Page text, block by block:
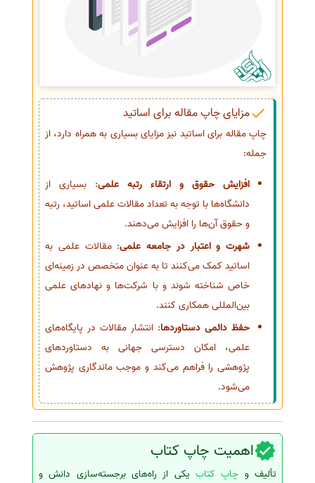
مزایای چاپ مقاله برای اساتید
چاپ مقاله برای اساتید نیز مزایای بسیاری به همراه دارد، از
جمله:
افزایش حقوق و ارتقاء رتبه علمی: بسیاری از
دانشگاه‌ها با توجه به تعداد مقالات علمی اساتید، رتبه
و حقوق آن‌ها را افزایش می‌دهند.
شهرت و اعتبار در جامعه علمی: مقالات علمی به
اساتید کمک می‌کنند تا به عنوان متخصص در زمینه‌ای
خاص شناخته شوند و با شرکت‌ها و نهادهای علمی
بین‌المللی همکاری کنند.
حفظ دائمی دستاوردها: انتشار مقالات در پایگاه‌های
علمی، امکان دسترسی جهانی به دستاوردهای
پژوهشی را فراهم می‌کند و موجب ماندگاری پژوهش
می‌شود.
اهمیت چاپ کتاب
تألیف و چاپ کتاب یکی از راه‌های برجسته‌سازی دانش و